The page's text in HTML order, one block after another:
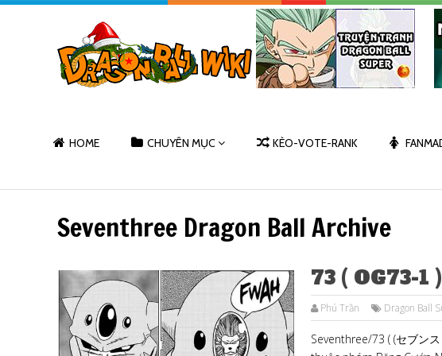
HOME CHUYÊN MỤC KÈO-VOTE-RANK
Seventhree Dragon Ball Archive
73 ( OG73-1 )
Phú Trần Dragon Ball
Seventhree/73 ( (セブン